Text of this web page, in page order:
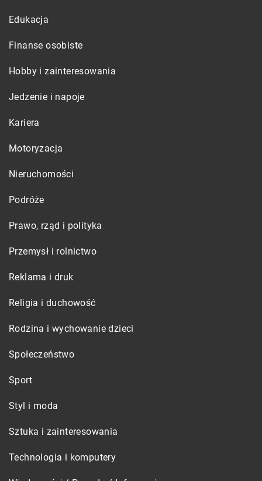
Edukacja
Finanse osobiste
Hobby i zainteresowania
Jedzenie i napoje
Kariera
Motoryzacja
Nieruchomości
Podróże
Prawo, rząd i polityka
Przemysł i rolnictwo
Reklama i druk
Religia i duchowość
Rodzina i wychowanie dzieci
Społeczeństwo
Sport
Styl i moda
Sztuka i zainteresowania
Technologia i komputery